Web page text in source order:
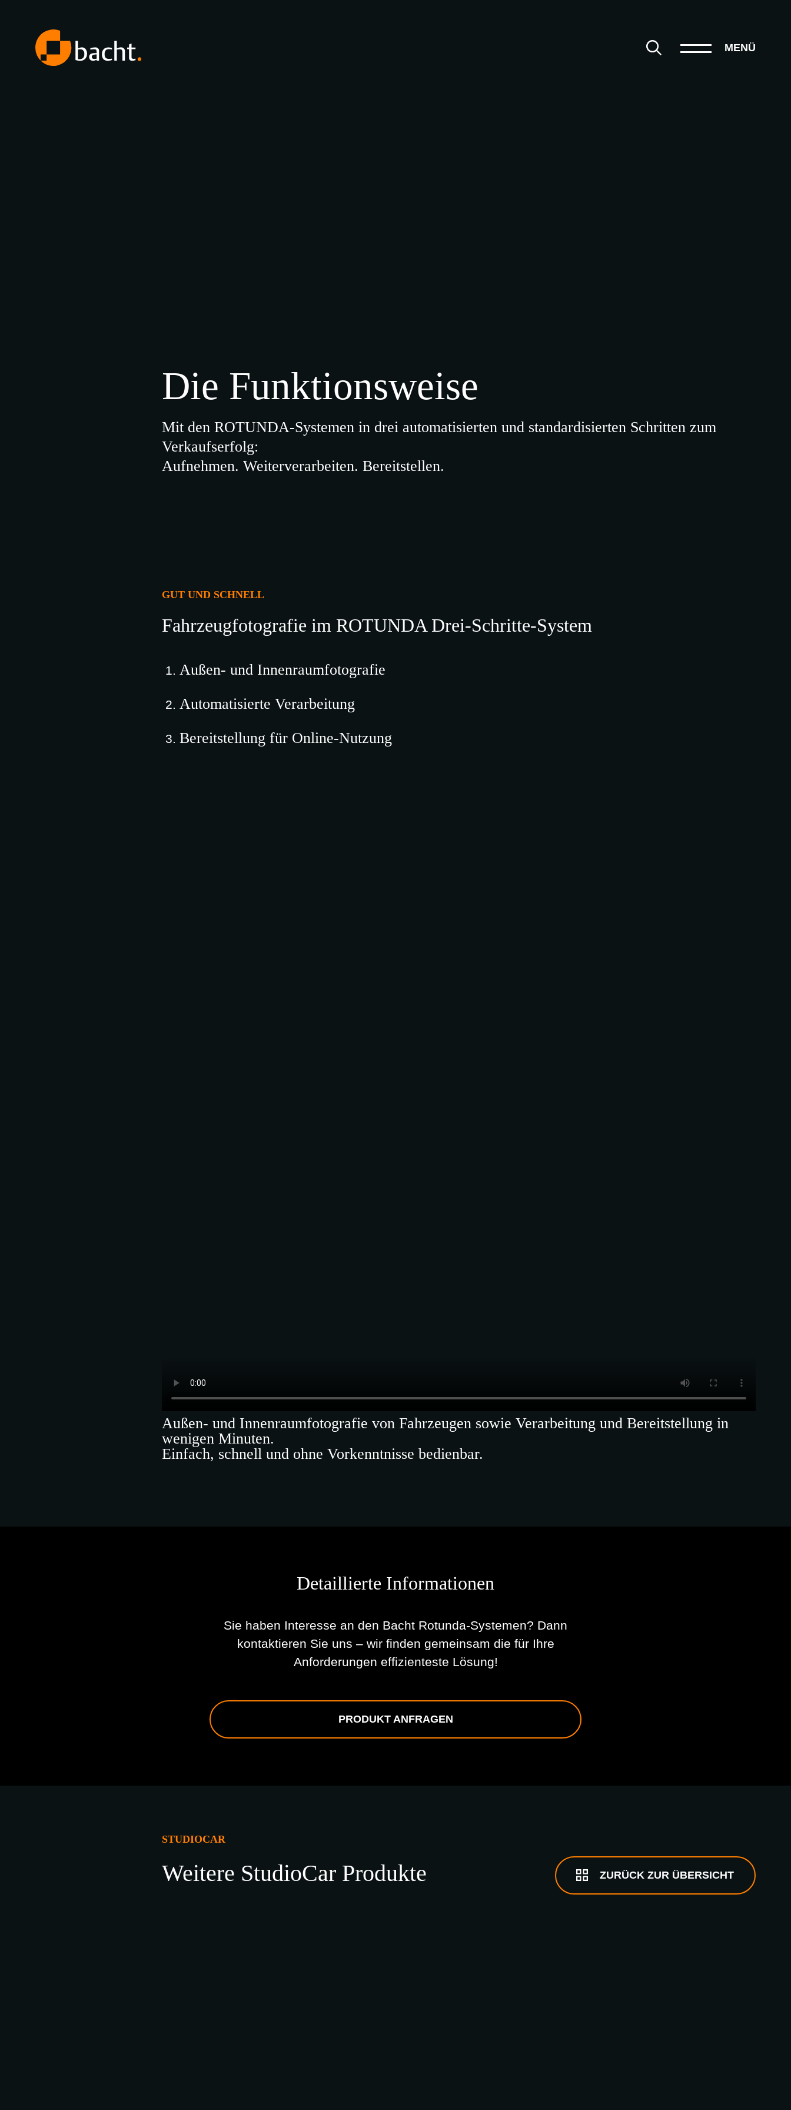
MENÜ
Die Funktionsweise
Mit den ROTUNDA-Systemen in drei automatisierten und standardisierten Schritten zum
Verkaufserfolg:
Aufnehmen. Weiterverarbeiten. Bereitstellen.
GUT UND SCHNELL
Fahrzeugfotografie im ROTUNDA Drei-Schritte-System
Außen- und Innenraumfotografie
Automatisierte Verarbeitung
Bereitstellung für Online-Nutzung
Außen- und Innenraumfotografie von Fahrzeugen sowie Verarbeitung und Bereitstellung in
wenigen Minuten.
Einfach, schnell und ohne Vorkenntnisse bedienbar.
Detaillierte Informationen
Sie haben Interesse an den Bacht Rotunda-Systemen? Dann
kontaktieren Sie uns – wir finden gemeinsam die für Ihre
Anforderungen effizienteste Lösung!
PRODUKT ANFRAGEN
STUDIOCAR
Weitere StudioCar Produkte ZURÜCK ZUR ÜBERSICHT